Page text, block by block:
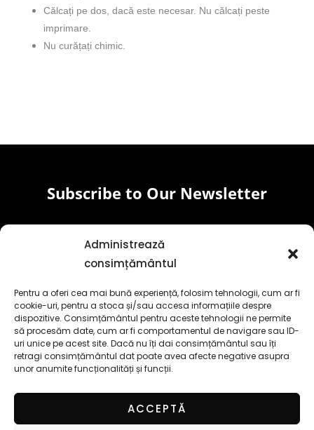
Administrează
consimțământul
Pentru a oferi cea mai bună experiență, folosim tehnologii, cum ar fi
cookie-uri, pentru a stoca și/sau accesa informațiile despre
dispozitive. Consimțământul pentru aceste tehnologii ne permite
să procesăm date, cum ar fi comportamentul de navigare sau ID-
uri unice pe acest site. Dacă nu îți dai consimțământul sau îți
retragi consimțământul dat poate avea afecte negative asupra
unor anumite funcționalități și funcții.
ACCEPTĂ
Călcați pe dos, dacă este necesar. Nu călcați peste
imprimare.
Nu curățați chimic.
Subscribe to Our Newsletter
F
a
c
e
b
o
Y
o
u
t
u
b
e
I
n
s
t
g
r
a
T
i
k
t
k